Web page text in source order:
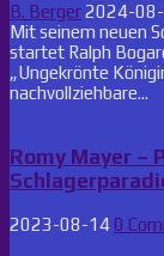
B. Berger2024-
Mit seinem neuen
startet Ralph
„Ungekrönte
nachvollziehbare...
Romy Mayer –
2023-08-14 0